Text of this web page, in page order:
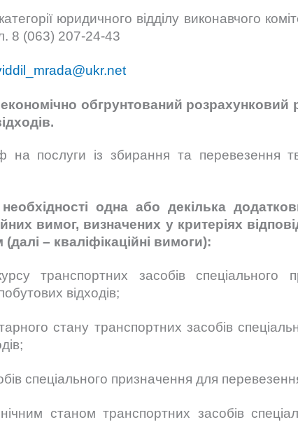
юридичного відділу виконавчого
8 (063) 207-24-43
обгрунтований розрахунковий
послуги із збирання та перевезення
одна або декілька
вимог, визначених у критеріях
– кваліфікаційні вимоги):
транспортних засобів спеціального
відходів;
стану транспортних засобів
спеціального призначення для
станом транспортних засобів